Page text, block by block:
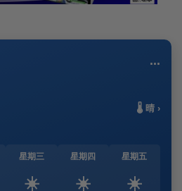
...
🌡️ 晴 ›
星期三
☀️
星期四
☀️
星期五
☀️